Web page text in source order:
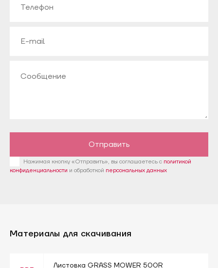
Отправить
Нажимая кнопку «Отправить», вы соглашаетесь с политикой
конфиденциальности и обработкой персональных данных
Материалы для скачивания
Листовка GRASS MOWER 500R